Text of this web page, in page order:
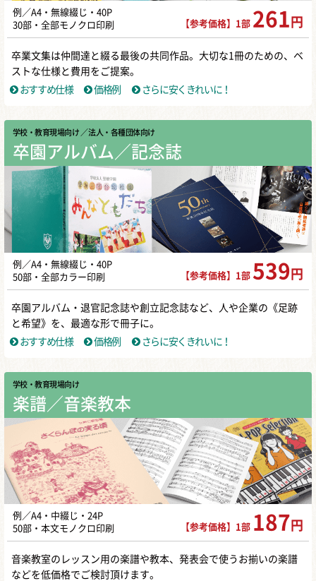
例／A4・無線綴じ・40P
30部・全部モノクロ印刷
【参考価格】1部 261 円
卒業文集は仲間達と綴る最後の共同作品。大切な1冊のための、ベ
ストな仕様と費用をご提案。
おすすめ仕様
価格例 さらに安くきれいに！
学校・教育現場向け ／ 法人・各種団体向け
卒園アルバム／記念誌
例／A4・無線綴じ・40P
50部・全部カラー印刷
【参考価格】1部 539 円
卒園アルバム・退官記念誌や創立記念誌など、人や企業の《足跡
と希望》を、最適な形で冊子に。
おすすめ仕様
価格例 さらに安くきれいに！
学校・教育現場向け
楽譜／音楽教本
例／A4・中綴じ・24P
50部・本文モノクロ印刷
【参考価格】1部 187 円
音楽教室のレッスン用の楽譜や教本、発表会で使うお揃いの楽譜
などを低価格でご検討頂けます。